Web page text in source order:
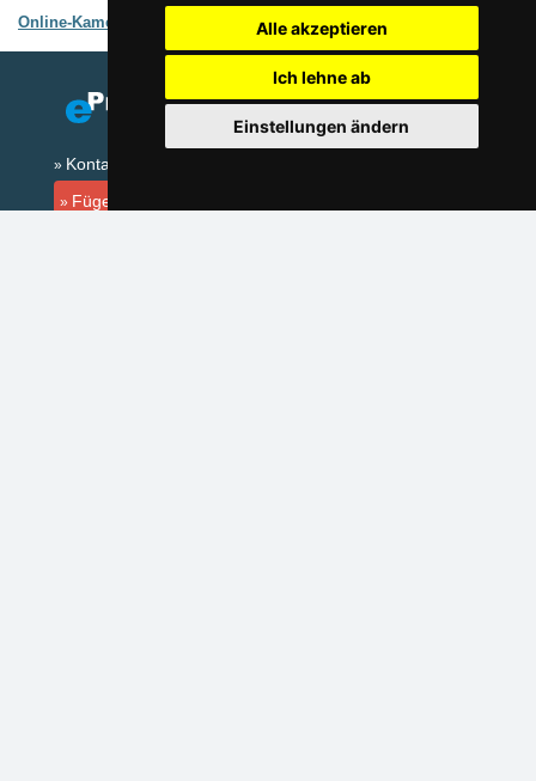
Alle akzeptieren
Ich lehne ab
Einstellungen ändern
Online-Kameras Erzgebirge
Wettervorhersage, Online-Kameras
Kontakt
Fügen Sie Ihre Unterkunft hinzu